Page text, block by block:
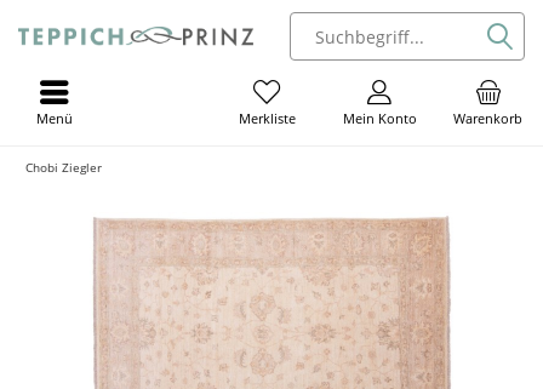
Warenkorb
Mein Konto
Merkliste
Menü
Chobi Ziegler